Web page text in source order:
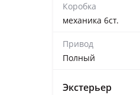
механика 6ст.
Полный
Коробка
Привод
Экстерьер